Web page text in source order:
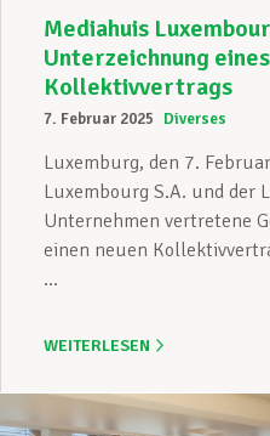
Mediahuis
Unterzeichnung
Kollektivvertrags
7. Februar 2025 Diverses
Luxemburg, den 7.
Luxembourg S.A. und der
Unternehmen vertretene
einen neuen
...
WEITERLESEN